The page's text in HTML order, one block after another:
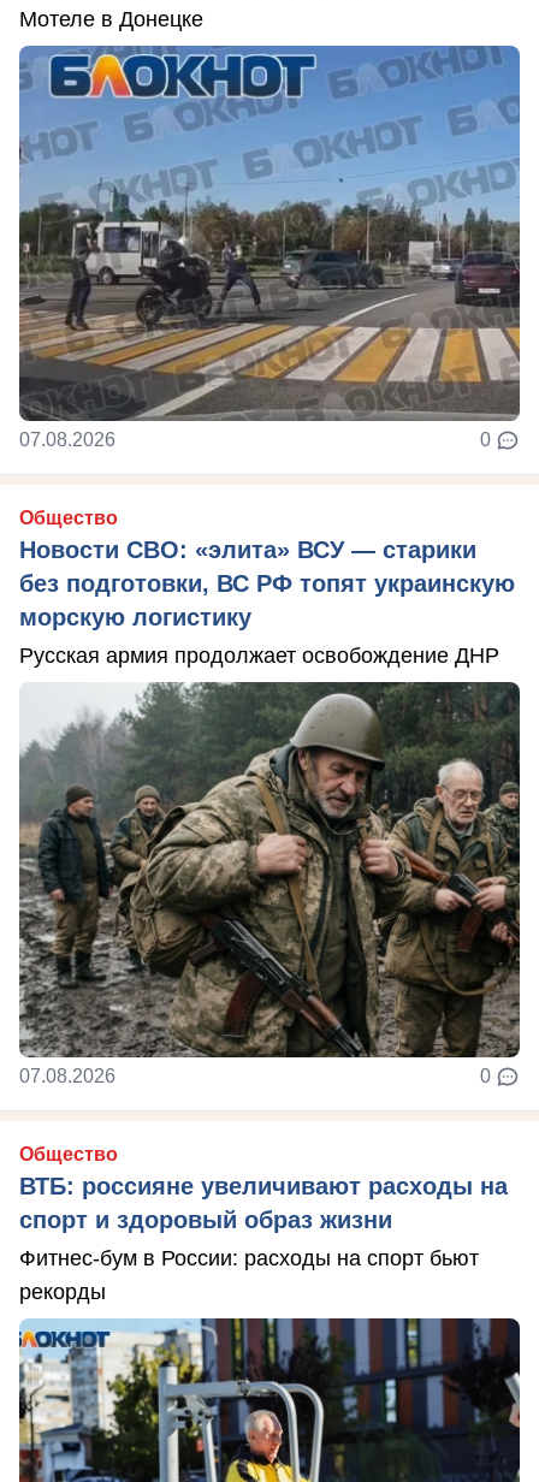
Мотеле в Донецке
07.08.2026 0
Общество
Новости СВО: «элита» ВСУ — старики
без подготовки, ВС РФ топят украинскую
морскую логистику
Русская армия продолжает освобождение ДНР
07.08.2026 0
Общество
ВТБ: россияне увеличивают расходы на
спорт и здоровый образ жизни
Фитнес-бум в России: расходы на спорт бьют
рекорды